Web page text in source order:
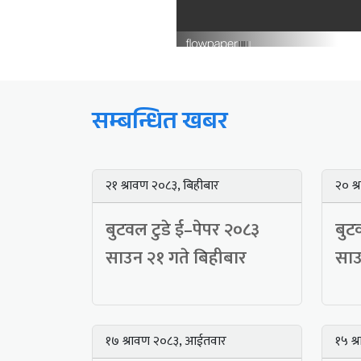
सम्बन्धित खबर
२१ श्रावण २०८३, बिहीबार
बुटवल टुडे ई–पेपर २०८३
साउन २१ गते बिहीबार
२०
१७ श्रावण २०८३, आईतवार १५